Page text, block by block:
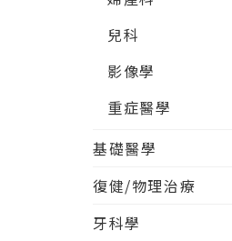
兒科
影像學
重症醫學
基礎醫學
復健/物理治療
牙科學